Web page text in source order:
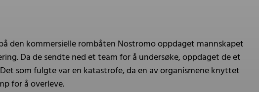
den kommersielle rombåten Nostromo oppdaget mannskapet
Da de sendte ned et team for å undersøke, oppdaget de et
som fulgte var en katastrofe, da en av organismene knyttet
for å overleve.